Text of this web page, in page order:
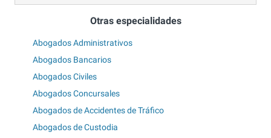
Otras especialidades
Abogados Administrativos
Abogados Bancarios
Abogados Civiles
Abogados Concursales
Abogados de Accidentes de Tráfico
Abogados de Custodia